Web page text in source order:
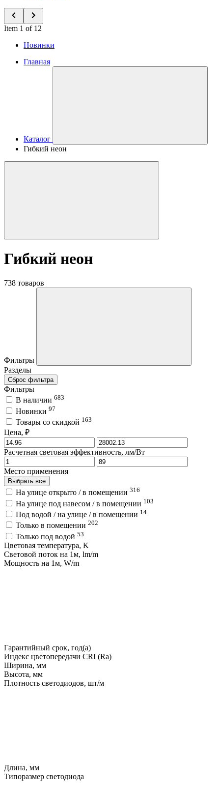
Item 1 of 12
Новинки
Главная
Каталог
Гибкий неон
Гибкий неон
738 товаров
Фильтры
Разделы
Сброс фильтра
Фильтры
В наличии 683
Новинки 97
Товары со скидкой 163
Цена, ₽
Расчетная световая эффективность, лм/Вт
Место применения
Выбрать все
На улице открыто / в помещении 316
На улице под навесом / в помещении 103
Под водой / на улице / в помещении 14
Только в помещении 202
Только под водой 53
Цветовая температура, K
Световой поток на 1м, lm/m
Мощность на 1м, W/m
Гарантийный срок, год(а)
Индекс цветопередачи CRI (Ra)
Ширина, мм
Высота, мм
Плотность светодиодов, шт/м
Длина, мм
Типоразмер светодиода